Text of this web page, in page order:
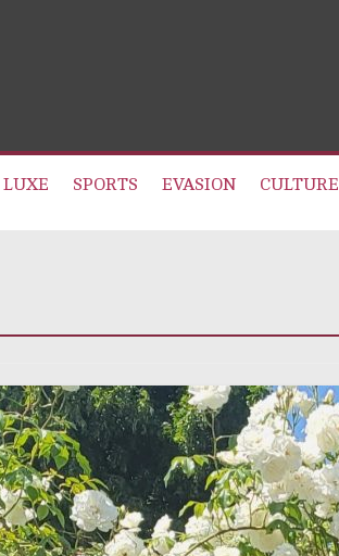
LUXE SPORTS EVASION CULTURE